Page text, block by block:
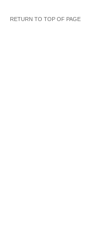
RETURN TO TOP OF PAGE